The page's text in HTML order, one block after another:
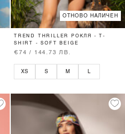
ОТНОВО НАЛИЧЕН
TREND THRILLER РОКЛЯ - T-
SHIRT - SOFT BEIGE
€74 / 144.73 ЛВ.
XS S M